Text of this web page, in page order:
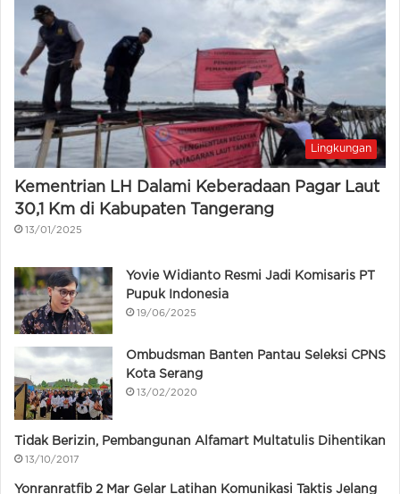
Lingkungan
Kementrian LH Dalami Keberadaan Pagar Laut
30,1 Km di Kabupaten Tangerang
13/01/2025
Yovie Widianto Resmi Jadi Komisaris PT
Pupuk Indonesia
19/06/2025
Ombudsman Banten Pantau Seleksi CPNS
Kota Serang
13/02/2020
Tidak Berizin, Pembangunan Alfamart Multatulis Dihentikan
13/10/2017
Yonranratfib 2 Mar Gelar Latihan Komunikasi Taktis Jelang